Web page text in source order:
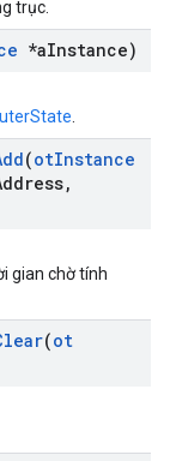
trục.
*aInstance)
(otInstance
,
gian chờ tính
(ot